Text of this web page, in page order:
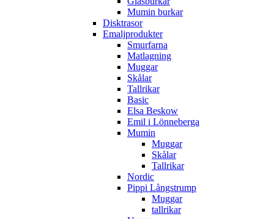
Mumin burkar
Disktrasor
Emaljprodukter
Smurfarna
Matlagning
Muggar
Skålar
Tallrikar
Basic
Elsa Beskow
Emil i Lönneberga
Mumin
Muggar
Skålar
Tallrikar
Nordic
Pippi Långstrump
Muggar
tallrikar